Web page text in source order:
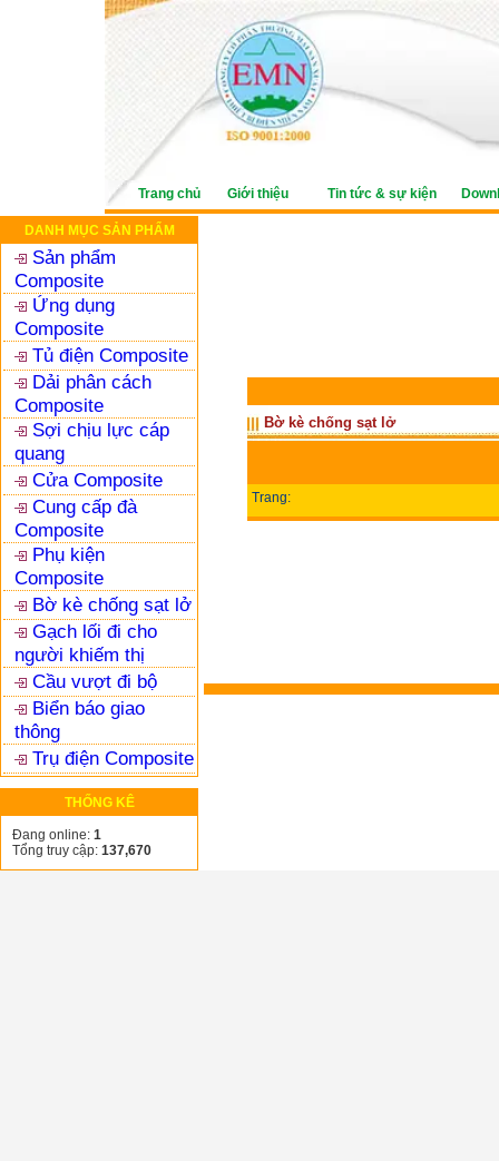
Trang chủ Giới thiệu Tin tức & sự kiện
DANH MỤC SẢN PHẨM
Sản phẩm
Composite
Ứng dụng
Composite
Tủ điện Composite
Dải phân cách
Composite
Sợi chịu lực cáp
quang
Cửa Composite
Cung cấp đà
Composite
Phụ kiện
Composite
Bờ kè chống sạt lở
Gạch lối đi cho
người khiếm thị
Cầu vượt đi bộ
Biển báo giao
thông
Trụ điện Composite
THỐNG KÊ
Đang online: 1
Tổng truy cập: 137,670
Bờ kè chống sạt lở
Trang: